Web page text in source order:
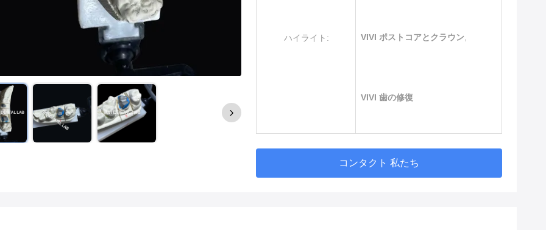
ハイライト: VIVI ポストコアとクラウン
VIVI 歯の修復
コンタクト 私たち